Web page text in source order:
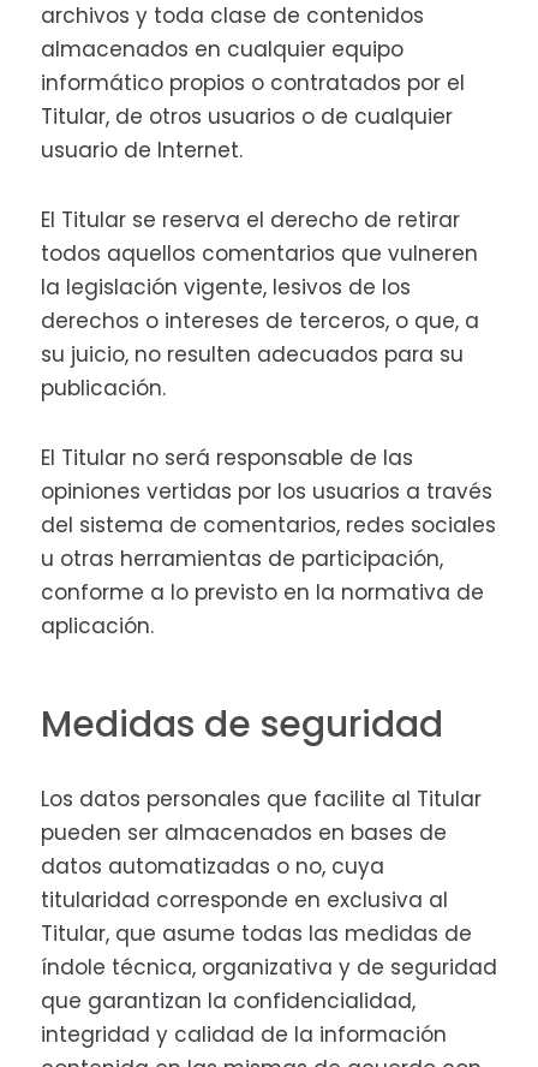
archivos y toda clase de contenidos
almacenados en cualquier equipo
informático propios o contratados por el
Titular, de otros usuarios o de cualquier
usuario de Internet.
El Titular se reserva el derecho de retirar
todos aquellos comentarios que vulneren
la legislación vigente, lesivos de los
derechos o intereses de terceros, o que, a
su juicio, no resulten adecuados para su
publicación.
El Titular no será responsable de las
opiniones vertidas por los usuarios a través
del sistema de comentarios, redes sociales
u otras herramientas de participación,
conforme a lo previsto en la normativa de
aplicación.
Medidas de seguridad
Los datos personales que facilite al Titular
pueden ser almacenados en bases de
datos automatizadas o no, cuya
titularidad corresponde en exclusiva al
Titular, que asume todas las medidas de
índole técnica, organizativa y de seguridad
que garantizan la confidencialidad,
integridad y calidad de la información